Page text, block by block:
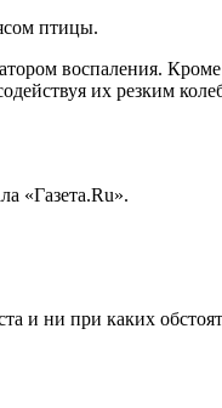
птицы.
воспаления.
их резким
«Газета.Ru».
и ни при каких